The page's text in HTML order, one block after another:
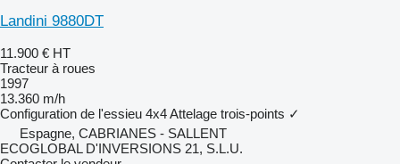
Landini 9880DT
11.900 € HT
Tracteur à roues
1997
13.360 m/h
Configuration de l'essieu 4x4Attelage trois-points ✓
Espagne, CABRIANES - SALLENT
ECOGLOBAL D'INVERSIONS 21, S.L.U.